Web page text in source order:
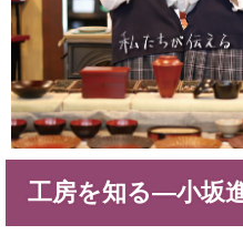
工房を知る―小坂